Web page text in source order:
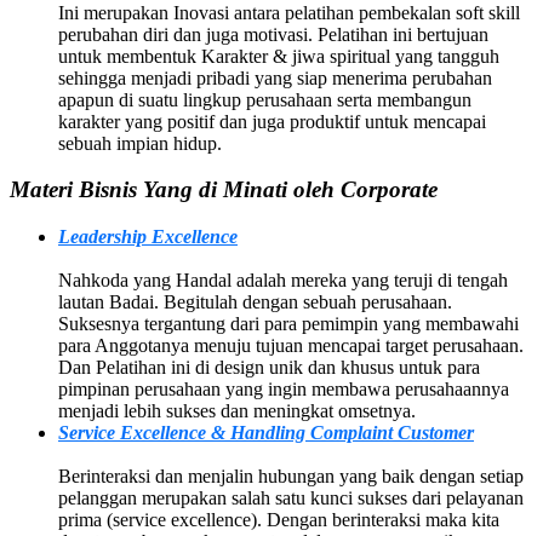
Ini merupakan Inovasi antara pelatihan pembekalan soft skill
perubahan diri dan juga motivasi. Pelatihan ini bertujuan
untuk membentuk Karakter & jiwa spiritual yang tangguh
sehingga menjadi pribadi yang siap menerima perubahan
apapun di suatu lingkup perusahaan serta membangun
karakter yang positif dan juga produktif untuk mencapai
sebuah impian hidup.
Materi Bisnis Yang di Minati oleh Corporate
Leadership Excellence
Nahkoda yang Handal adalah mereka yang teruji di tengah
lautan Badai. Begitulah dengan sebuah perusahaan.
Suksesnya tergantung dari para pemimpin yang membawahi
para Anggotanya menuju tujuan mencapai target perusahaan.
Dan Pelatihan ini di design unik dan khusus untuk para
pimpinan perusahaan yang ingin membawa perusahaannya
menjadi lebih sukses dan meningkat omsetnya.
Service Excellence & Handling Complaint Customer
Berinteraksi dan menjalin hubungan yang baik dengan setiap
pelanggan merupakan salah satu kunci sukses dari pelayanan
prima (service excellence). Dengan berinteraksi maka kita